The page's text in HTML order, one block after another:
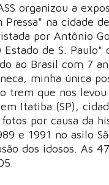
organizou a
na cidade
por Antônio
de S. Paulo"
ao Brasil com 7
minha única
trem que nos
Itatiba (SP),
por causa da
e 1991 no asilo
dos idosos. As